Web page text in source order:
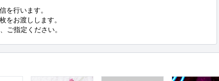
を行います。
をお渡しします。
ご指定ください。